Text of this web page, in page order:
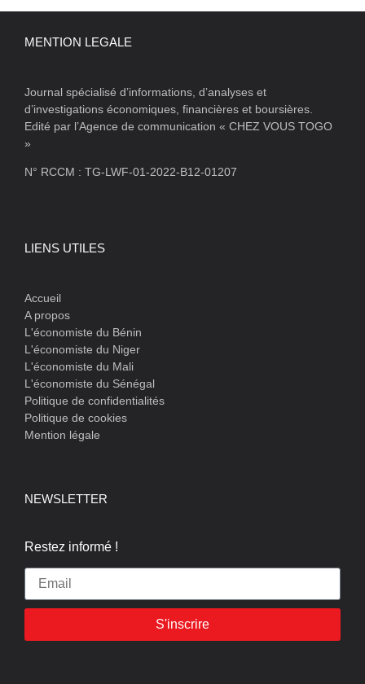
MENTION LEGALE
Journal spécialisé d’informations, d’analyses et
d’investigations économiques, financières et boursières.
Edité par l’Agence de communication « CHEZ VOUS TOGO
»
N° RCCM : TG-LWF-01-2022-B12-01207
LIENS UTILES
Accueil
A propos
L'économiste du Bénin
L'économiste du Niger
L'économiste du Mali
L'économiste du Sénégal
Politique de confidentialités
Politique de cookies
Mention légale
NEWSLETTER
Restez informé !
S'inscrire